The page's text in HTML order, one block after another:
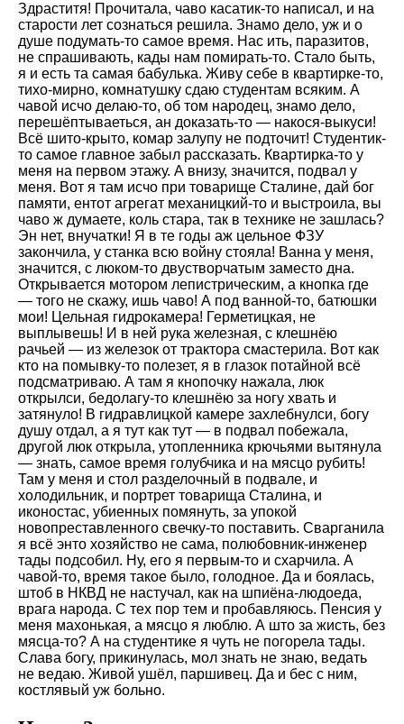
Здраститя! Прочитала, чаво касатик-то написал, и на
старости лет сознаться решила. Знамо дело, уж и о
душе подумать-то самое время. Нас ить, паразитов,
не спрашивають, кады нам помирать-то. Стало быть,
я и есть та самая бабулька. Живу себе в квартирке-то,
тихо-мирно, комнатушку сдаю студентам всяким. А
чавой исчо делаю-то, об том народец, знамо дело,
перешёптываеться, ан доказать-то — накося-выкуси!
Всё шито-крыто, комар залупу не подточит! Студентик-
то самое главное забыл рассказать. Квартирка-то у
меня на первом этажу. А внизу, значится, подвал у
меня. Вот я там исчо при товарище Сталине, дай бог
памяти, ентот агрегат механицкий-то и выстроила, вы
чаво ж думаете, коль стара, так в технике не зашлась?
Эн нет, внучатки! Я в те годы аж цельное ФЗУ
закончила, у станка всю войну стояла! Ванна у меня,
значится, с люком-то двустворчатым заместо дна.
Открывается мотором лепистрическим, а кнопка где
— того не скажу, ишь чаво! А под ванной-то, батюшки
мои! Цельная гидрокамера! Герметицкая, не
выплывешь! И в ней рука железная, с клешнёю
рачьей — из железок от трактора смастерила. Вот как
кто на помывку-то полезет, я в глазок потайной всё
подсматриваю. А там я кнопочку нажала, люк
открылси, бедолагу-то клешнёю за ногу хвать и
затянуло! В гидравлицкой камере захлебнулси, богу
душу отдал, а я тут как тут — в подвал побежала,
другой люк открыла, утопленника крючьями вытянула
— знать, самое время голубчика и на мясцо рубить!
Там у меня и стол разделочный в подвале, и
холодильник, и портрет товарища Сталина, и
иконостас, убиенных помянуть, за упокой
новопреставленного свечку-то поставить. Сварганила
я всё энто хозяйство не сама, полюбовник-инженер
тады подсобил. Ну, его я первым-то и схарчила. А
чавой-то, время такое было, голодное. Да и боялась,
штоб в НКВД не настучал, как на шпиёна-людоеда,
врага народа. С тех пор тем и пробавляюсь. Пенсия у
меня махонькая, а мясцо я люблю. А што за жисть, без
мясца-то? А на студентике я чуть не погорела тады.
Слава богу, прикинулась, мол знать не знаю, ведать
не ведаю. Живой ушёл, паршивец. Да и бес с ним,
костлявый уж больно.